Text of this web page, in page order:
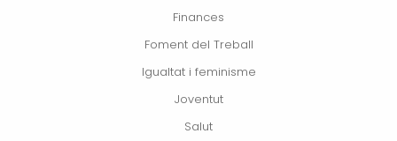
Finances
Foment del Treball
Igualtat i feminisme
Joventut
Salut